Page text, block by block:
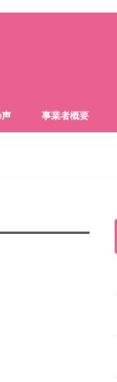
事業者概要